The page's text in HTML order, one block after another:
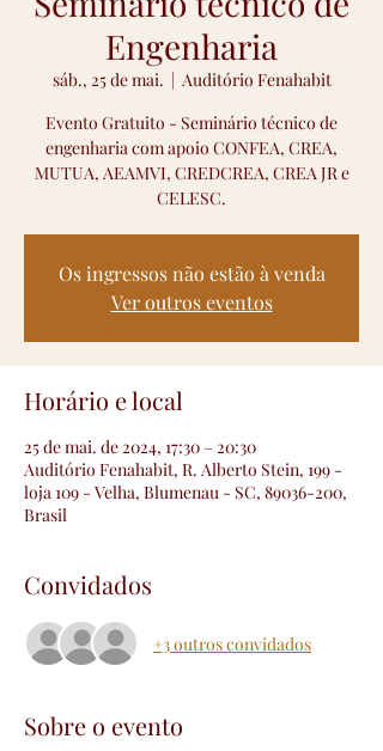
Engenharia
sáb., 25 de mai.
  |
Auditório Fenahabit
Evento Gratuito - Seminário técnico de
engenharia com apoio CONFEA, CREA,
MUTUA, AEAMVI, CREDCREA, CREA JR e
CELESC.
Os ingressos não estão à venda
Ver outros eventos
Horário e local
25 de mai. de 2024, 17:30 – 20:30
Auditório Fenahabit, R. Alberto Stein, 199 -
loja 109 - Velha, Blumenau - SC, 89036-200,
Brasil
Convidados
+3 outros convidados
Sobre o evento